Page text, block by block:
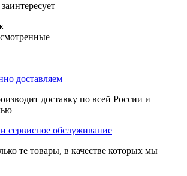
доставляем
доставку по всей России и
и сервисное обслуживание
те товары, в качестве которых мы